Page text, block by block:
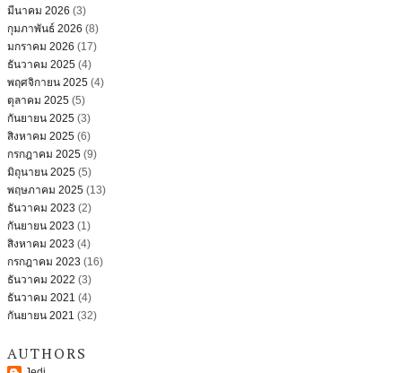
มีนาคม 2026 (3)
กุมภาพันธ์ 2026 (8)
มกราคม 2026 (17)
ธันวาคม 2025 (4)
พฤศจิกายน 2025 (4)
ตุลาคม 2025 (5)
กันยายน 2025 (3)
สิงหาคม 2025 (6)
กรกฎาคม 2025 (9)
มิถุนายน 2025 (5)
พฤษภาคม 2025 (13)
ธันวาคม 2023 (2)
กันยายน 2023 (1)
สิงหาคม 2023 (4)
กรกฎาคม 2023 (16)
ธันวาคม 2022 (3)
ธันวาคม 2021 (4)
กันยายน 2021 (32)
AUTHORS